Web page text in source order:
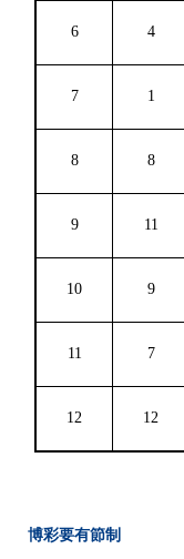
6 4
7 1
8 8
9 11
10 9
11 7
12 12
博彩要有節制